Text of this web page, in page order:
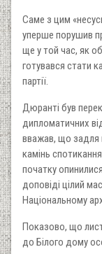
Саме з цим
уперше порушив
ще у той час, як
готувався стати
партії.
Дюранті був
дипломатичних
вважав, що задля
камінь
початку
доповіді цілий
Національному
Показово, що
до Білого дому